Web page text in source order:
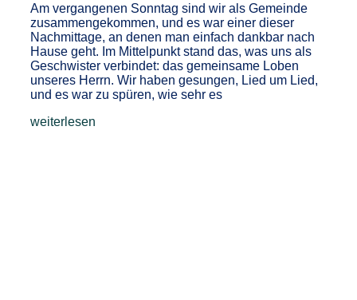
Am vergangenen Sonntag sind wir als Gemeinde
zusammengekommen, und es war einer dieser
Nachmittage, an denen man einfach dankbar nach
Hause geht. Im Mittelpunkt stand das, was uns als
Geschwister verbindet: das gemeinsame Loben
unseres Herrn. Wir haben gesungen, Lied um Lied,
und es war zu spüren, wie sehr es
weiterlesen